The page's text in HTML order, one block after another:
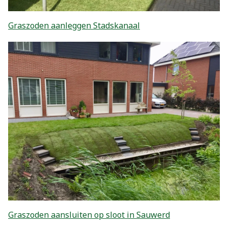
Graszoden aanleggen Stadskanaal
Graszoden aansluiten op sloot in Sauwerd